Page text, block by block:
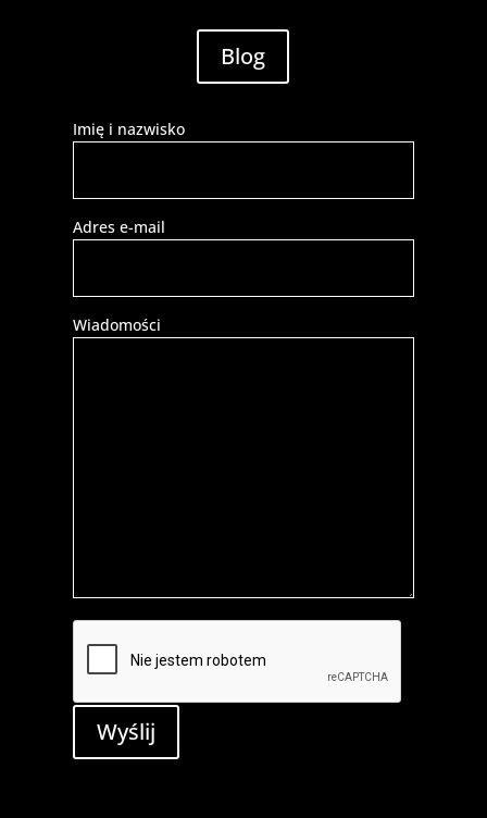
Blog
Imię i nazwisko
Adres e-mail
Wiadomości
Wyślij